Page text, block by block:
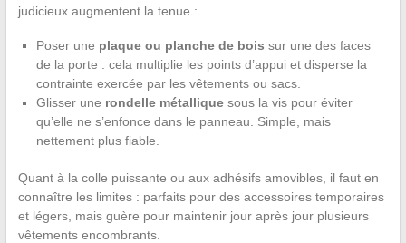
judicieux augmentent la tenue :
Poser une plaque ou planche de bois sur une des faces
de la porte : cela multiplie les points d’appui et disperse la
contrainte exercée par les vêtements ou sacs.
Glisser une rondelle métalliquesous la vis pour éviter
qu’elle ne s’enfonce dans le panneau. Simple, mais
nettement plus fiable.
Quant à la colle puissante ou aux adhésifs amovibles, il faut en
connaître les limites : parfaits pour des accessoires temporaires
et légers, mais guère pour maintenir jour après jour plusieurs
vêtements encombrants.